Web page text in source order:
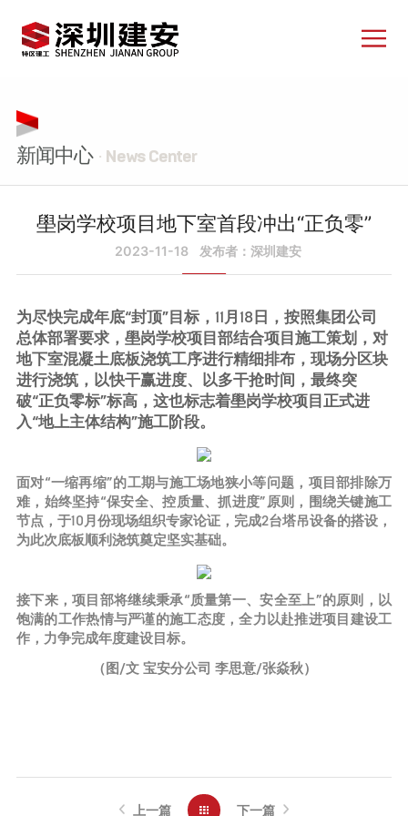
新闻中心 · News Center
壆岗学校项目地下室首段冲出“正负零”
2023-11-18 发布者：深圳建安
为尽快完成年底“封顶”目标，11月18日，按照集团公司
总体部署要求，壆岗学校项目部结合项目施工策划，对
地下室混凝土底板浇筑工序进行精细排布，现场分区块
进行浇筑，以快干赢进度、以多干抢时间，最终突
破“正负零标”标高，这也标志着壆岗学校项目正式进
入“地上主体结构”施工阶段。
面对“一缩再缩”的工期与施工场地狭小等问题，项目部排除万
难，始终坚持“保安全、控质量、抓进度”原则，围绕关键施工
节点，于10月份现场组织专家论证，完成2台塔吊设备的搭设，
为此次底板顺利浇筑奠定坚实基础。
接下来，项目部将继续秉承“质量第一、安全至上”的原则，以
饱满的工作热情与严谨的施工态度，全力以赴推进项目建设工
作，力争完成年度建设目标。
（图/文 宝安分公司 李思意/张焱秋）
上一篇 下一篇